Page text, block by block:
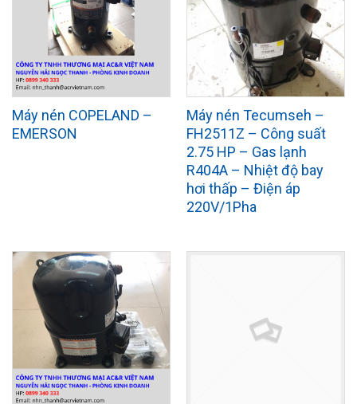
Máy nén COPELAND –
EMERSON
Máy nén Tecumseh –
FH2511Z – Công suất
2.75 HP – Gas lạnh
R404A – Nhiệt độ bay
hơi thấp – Điện áp
220V/1Pha